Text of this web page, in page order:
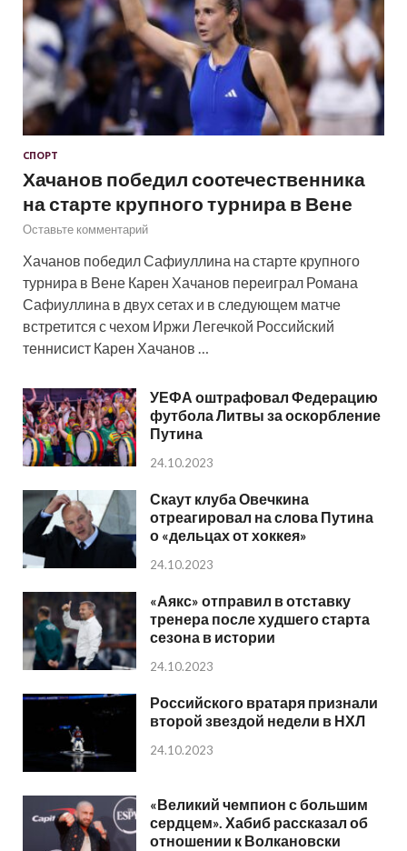
СПОРТ
Хачанов победил соотечественника
на старте крупного турнира в Вене
Оставьте комментарий
Хачанов победил Сафиуллина на старте крупного
турнира в Вене Карен Хачанов переиграл Романа
Сафиуллина в двух сетах и в следующем матче
встретится с чехом Иржи Легечкой Российский
теннисист Карен Хачанов …
УЕФА оштрафовал Федерацию
футбола Литвы за оскорбление
Путина
24.10.2023
Скаут клуба Овечкина
отреагировал на слова Путина
о «дельцах от хоккея»
24.10.2023
«Аякс» отправил в отставку
тренера после худшего старта
сезона в истории
24.10.2023
Российского вратаря признали
второй звездой недели в НХЛ
24.10.2023
«Великий чемпион с большим
сердцем». Хабиб рассказал об
отношении к Волкановски